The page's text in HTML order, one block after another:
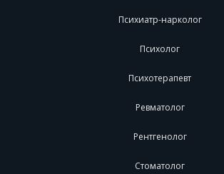
Психиатр-нарколог
Психолог
Психотерапевт
Ревматолог
Рентгенолог
Стоматолог